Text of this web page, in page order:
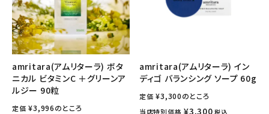
amritara(アムリターラ) ボタ
ニカル ビタミンC ＋グリーンア
ルジー 90粒
定価 ¥3,996のところ
amritara(アムリターラ) イン
ディゴ バランシング ソープ 60g
定価 ¥3,300のところ
当店特別価格 ¥3,300 税込